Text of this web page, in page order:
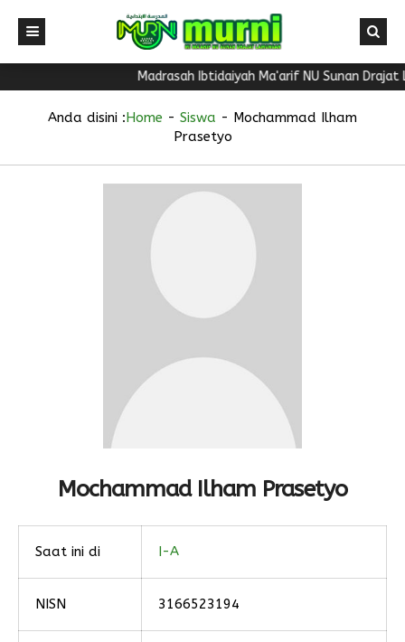
Madrasah Ibtidaiyah Ma'arif NU Sunan
Anda disini :Home - Siswa - Mochammad Ilham
Prasetyo
Mochammad Ilham Prasetyo
Saat ini di I-A
NISN 3166523194